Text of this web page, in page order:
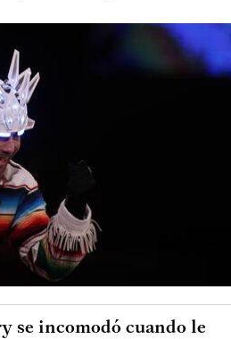
se incomodó cuando le